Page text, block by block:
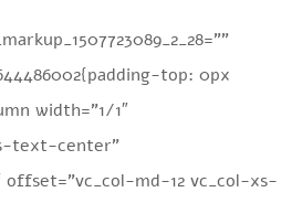
top: 0px
width=”1/1″
text-center”
offset=”vc_col-md-12 vc_col-xs-